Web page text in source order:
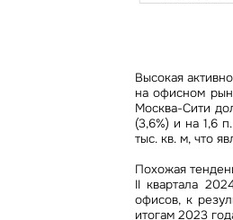
Высокая
на офисном
Москва-Сити
(3,6%) и на 1,6
тыс. кв. м, что
Похожая
II квартала
офисов, к
итогам 2023